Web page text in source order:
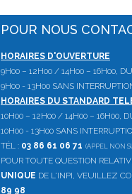
POUR NOUS
HORAIRES D'OUVERTURE
9H00 – 12H00 / 14H00 – 16H00,
9H00 - 13H00 SANS
HORAIRES DU STANDARD
10H00 – 12H00 / 14H00 – 16H00,
10H00 - 13H00 SANS
TÉL : 03 86 61 06 71 (APPEL NON
POUR TOUTE QUESTION
UNIQUE DE L'INPI, VEUILLEZ
89 98